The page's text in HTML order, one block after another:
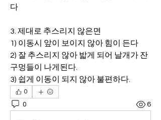
다
3. 제대로 추스리지 않은면
1) 이동시 앞이 보이지 않아 힘이 든다
2) 잘 추스리지 않아 밟게 되어 날개가 잔
구멍들이 나게된다.
3) 쉽게 이동이 되지 않아 불편하다.
0
0 6